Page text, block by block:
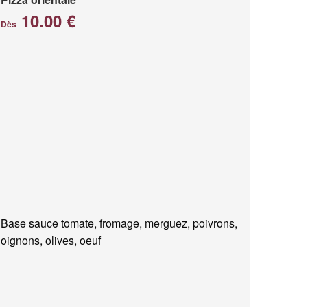
Dès 10.00 €
Base sauce tomate, fromage, merguez, poivrons,
oignons, olives, oeuf